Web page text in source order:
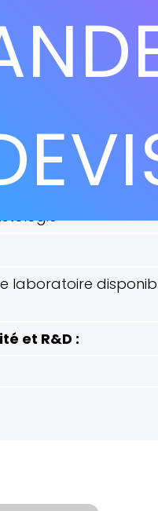
laboratoire
et R&D :